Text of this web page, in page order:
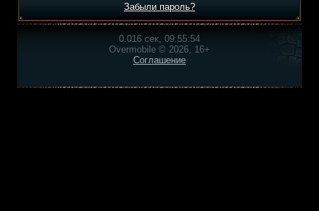
Забыли пароль?
0.016 сек, 09:55:54
Overmobile © 2026, 16+
Соглашение